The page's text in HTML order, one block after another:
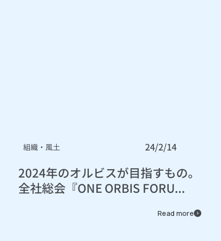
組織・風土 24/2/14
2024年のオルビスが目指すもの。
全社総会『ONE ORBIS FORU...
Read more